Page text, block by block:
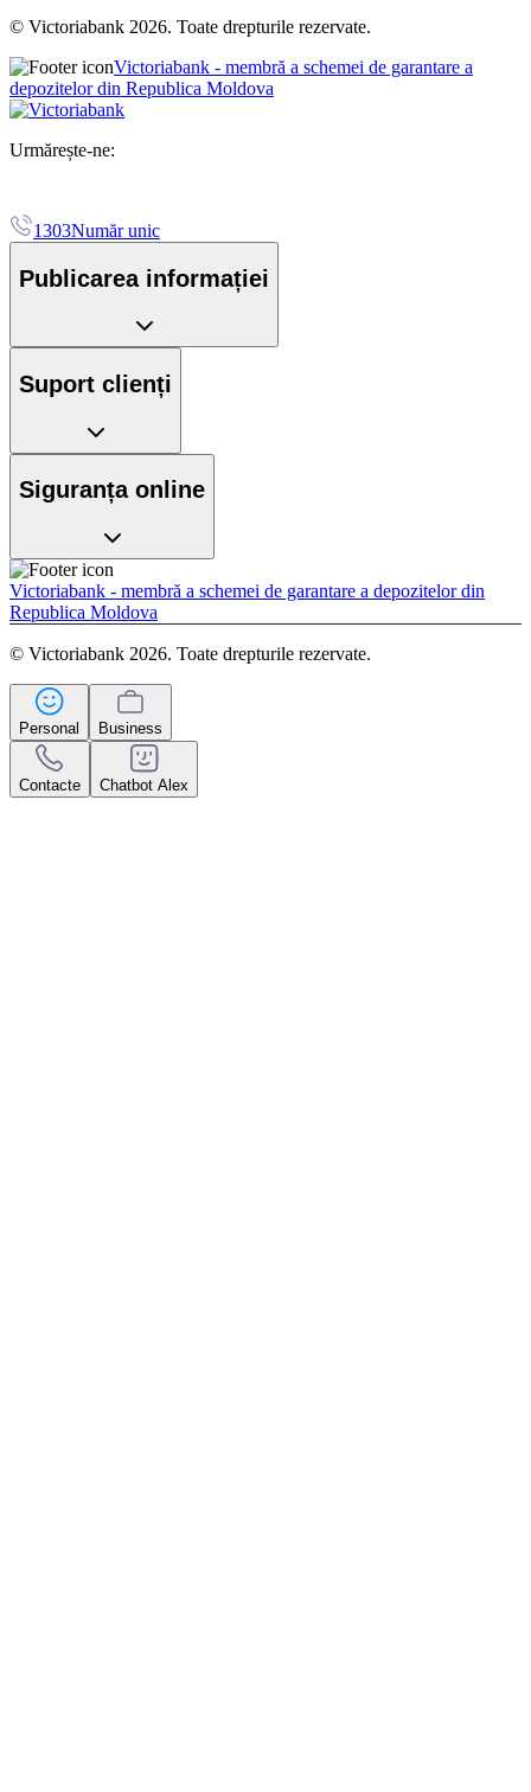
© Victoriabank 2026. Toate drepturile rezervate.
Victoriabank - membră a schemei de garantare a
depozitelor din Republica Moldova
Urmărește-ne:
1303Număr unic
Publicarea informației
Suport clienți
Siguranța online
Victoriabank - membră a schemei de garantare a depozitelor din
Republica Moldova
© Victoriabank 2026. Toate drepturile rezervate.
Personal Business
Contacte Chatbot Alex